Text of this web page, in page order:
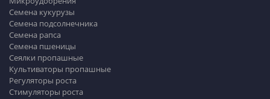
Семена кукурузы
Семена подсолнечника
Семена рапса
Семена пшеницы
Сеялки пропашные
Культиваторы пропашные
Регуляторы роста
Стимуляторы роста